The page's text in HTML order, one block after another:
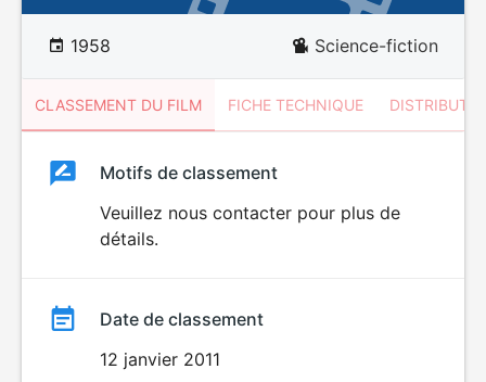
1958 Science-fiction
CLASSEMENT DU FILM FICHE TECHNIQUE
ClassementClassement
Motifs de classement
Veuillez nous contacter pour plus de
détails.
Date de classement
12 janvier 2011